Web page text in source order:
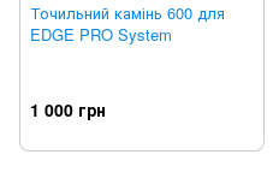
Точильний камінь 600 для
EDGE PRO System
1 000 грн